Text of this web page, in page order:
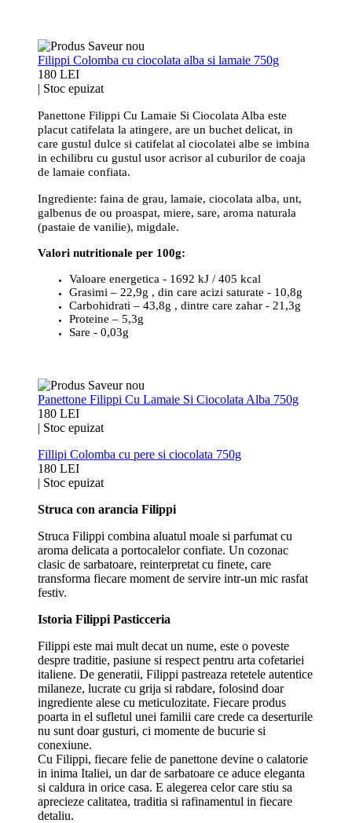
Filippi Colomba cu ciocolata alba si lamaie 750g
180 LEI
| Stoc epuizat
Panettone Filippi Cu Lamaie Si Ciocolata Alba este
placut catifelata la atingere, are un buchet delicat, in
care gustul dulce si catifelat al ciocolatei albe se imbina
in echilibru cu gustul usor acrisor al cuburilor de coaja
de lamaie confiata.
Ingrediente: faina de grau, lamaie, ciocolata alba, unt,
galbenus de ou proaspat, miere, sare, aroma naturala
(pastaie de vanilie), migdale.
Valori nutritionale per 100g:
Valoare energetica - 1692 kJ / 405 kcal
Grasimi – 22,9g , din care acizi saturate - 10,8g
Carbohidrati – 43,8g , dintre care zahar - 21,3g
Proteine – 5,3g
Sare - 0,03g
Panettone Filippi Cu Lamaie Si Ciocolata Alba 750g
180 LEI
| Stoc epuizat
Fillipi Colomba cu pere si ciocolata 750g
180 LEI
| Stoc epuizat
Struca con arancia Filippi
Struca Filippi combina aluatul moale si parfumat cu
aroma delicata a portocalelor confiate. Un cozonac
clasic de sarbatoare, reinterpretat cu finete, care
transforma fiecare moment de servire intr-un mic rasfat
festiv.
Istoria Filippi Pasticceria
Filippi este mai mult decat un nume, este o poveste
despre traditie, pasiune si respect pentru arta cofetariei
italiene. De generatii, Filippi pastreaza retetele autentice
milaneze, lucrate cu grija si rabdare, folosind doar
ingrediente alese cu meticulozitate. Fiecare produs
poarta in el sufletul unei familii care crede ca deserturile
nu sunt doar gusturi, ci momente de bucurie si
conexiune.
Cu Filippi, fiecare felie de panettone devine o calatorie
in inima Italiei, un dar de sarbatoare ce aduce eleganta
si caldura in orice casa. E alegerea celor care stiu sa
aprecieze calitatea, traditia si rafinamentul in fiecare
detaliu.